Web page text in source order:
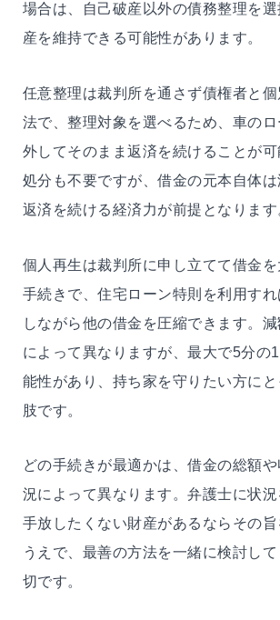
場合は、自己破産以外の債務整理を
産を維持できる可能性があります。
任意整理は裁判所を通さず債権者と
法で、整理対象を選べるため、車の
外してそのまま返済を続けることが
処分も不要ですが、借金の元本自体は
返済を続ける経済力が前提となります
個人再生は裁判所に申し立てて借金
手続きで、住宅ローン特則を利用す
しながら他の借金を圧縮できます。
によって異なりますが、最大で5分の
能性があり、持ち家を守りたい方に
肢です。
どの手続きが最適かは、借金の総額
況によって異なります。弁護士に状況
手放したくない財産があるならその
うえで、最善の方法を一緒に検討し
切です。